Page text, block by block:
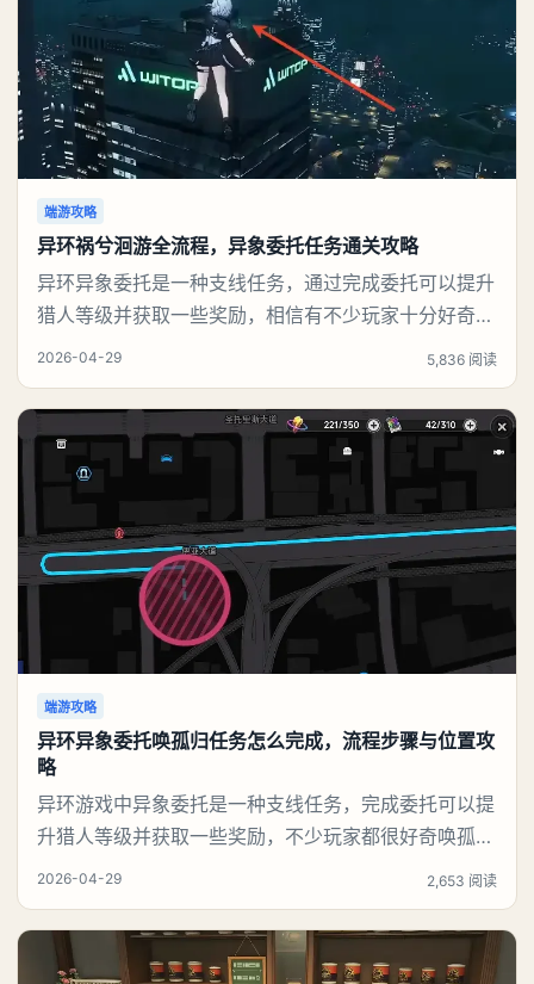
端游攻略
异环祸兮洄游全流程，异象委托任务通关攻略
异环异象委托是一种支线任务，通过完成委托可以提升
猎人等级并获取一些奖励，相信有不少玩家十分好奇祸
兮洄游任务怎么做，下面就来告诉大家。异环异象委托
子两项任务，全部通关后可解锁丰厚奖励。一、任务整
体奖励通关全部两个异象委托，领取专属任务奖励稳定
获取意向家具、高品质紫色武器解锁游戏高阶内容：高
2026-04-29 5,836 阅读
端游攻略
异环异象委托唤孤归任务怎么完成，流程步骤与位置攻
略
异环游戏中异象委托是一种支线任务，完成委托可以提
升猎人等级并获取一些奖励，不少玩家都很好奇唤孤归
任务应该怎么做，今天游戏熊就来告诉大家。异环异象
础任务指引前往主城区办公楼区域。Boss所在关键位
置：办公楼楼顶飞机坪。赶路捷径推荐：切换角色娜娜
2026-04-29 2,653 阅读